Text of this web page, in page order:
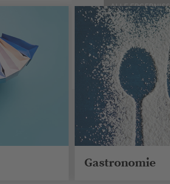
ALLE
CAFÉS
Gastronomie